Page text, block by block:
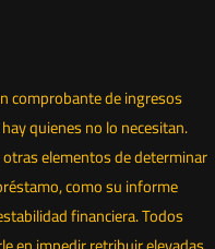
comprobante de ingresos
quienes no lo necesitan.
elementos de determinar
como su informe
financiera. Todos